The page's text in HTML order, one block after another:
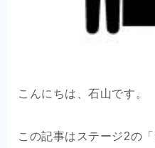
OEM商品×自社EC
こんにちは、石山です。
この記事はステージ2の